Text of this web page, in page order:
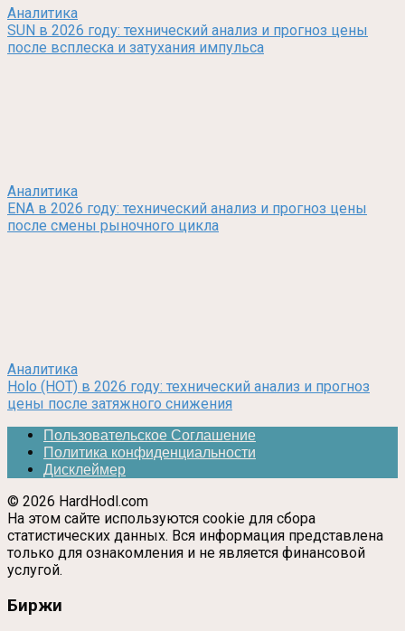
Аналитика
SUN в 2026 году: технический анализ и прогноз цены
после всплеска и затухания импульса
Аналитика
ENA в 2026 году: технический анализ и прогноз цены
после смены рыночного цикла
Аналитика
Holo (HOT) в 2026 году: технический анализ и прогноз
цены после затяжного снижения
Пользовательское Соглашение
Политика конфиденциальности
Дисклеймер
© 2026 HardHodl.com
На этом сайте используются cookie для сбора
статистических данных. Вся информация представлена
только для ознакомления и не является финансовой
услугой.
Биржи